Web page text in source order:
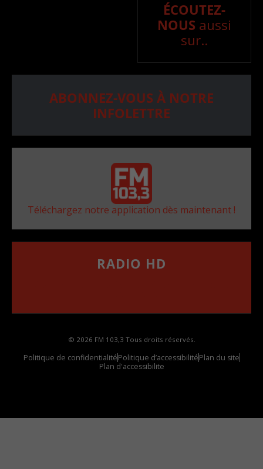
ÉCOUTEZ-
NOUS aussi
sur..
ABONNEZ-VOUS À NOTRE
INFOLETTRE
Téléchargez notre application dès maintenant !
RADIO HD
© 2026 FM 103,3 Tous droits réservés.
Politique de confidentialitéPolitique d’accessibilitéPlan du site
Plan d'accessibilite